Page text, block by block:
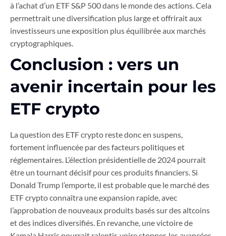
à l’achat d’un ETF S&P 500 dans le monde des actions. Cela
permettrait une diversification plus large et offrirait aux
investisseurs une exposition plus équilibrée aux marchés
cryptographiques.
Conclusion : vers un
avenir incertain pour les
ETF crypto
La question des ETF crypto reste donc en suspens,
fortement influencée par des facteurs politiques et
réglementaires. L’élection présidentielle de 2024 pourrait
être un tournant décisif pour ces produits financiers. Si
Donald Trump l’emporte, il est probable que le marché des
ETF crypto connaîtra une expansion rapide, avec
l’approbation de nouveaux produits basés sur des altcoins
et des indices diversifiés. En revanche, une victoire de